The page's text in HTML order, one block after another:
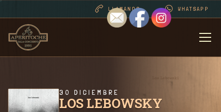
LLAMANOS WHATSAPP
LOS LEBOWSKY
30 DICIEMBRE
BIENVENIDOS